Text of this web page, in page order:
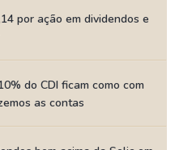
por ação em dividendos e
do CDI ficam como com
as contas